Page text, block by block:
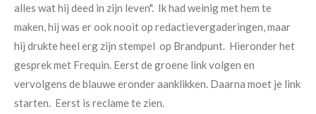
alles wat hij deed in zijn leven". Ik had weinig met hem te
maken, hij was er ook nooit op redactievergaderingen, maar
hij drukte heel erg zijn stempel op Brandpunt. Hieronder het
gesprek met Frequin. Eerst de groene link volgen en
vervolgens de blauwe eronder aanklikken. Daarna moet je link
starten. Eerst is reclame te zien.